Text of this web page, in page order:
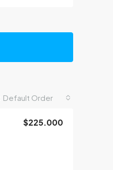
Default Order
$225.000